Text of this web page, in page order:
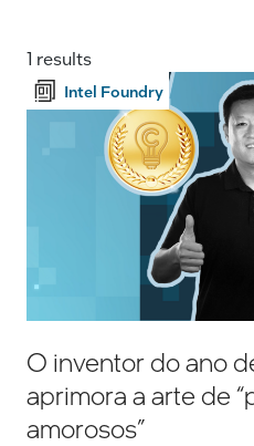
1 results
Intel Foundry
O inventor do ano
aprimora a arte de
amorosos”